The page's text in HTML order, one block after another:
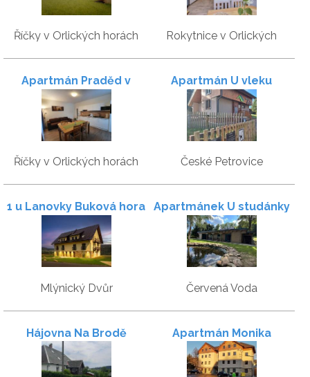
Říčky v Orlických horách
Rokytnice v Orlických
horách
Apartmán Praděd v
Říčkách
Říčky v Orlických horách
Apartmán U vleku
Babetka
České Petrovice
1 u Lanovky Buková hora
Mlýnický Dvůr
Apartmánek U studánky
Červená Voda
Hájovna Na Brodě Apartmán Monika